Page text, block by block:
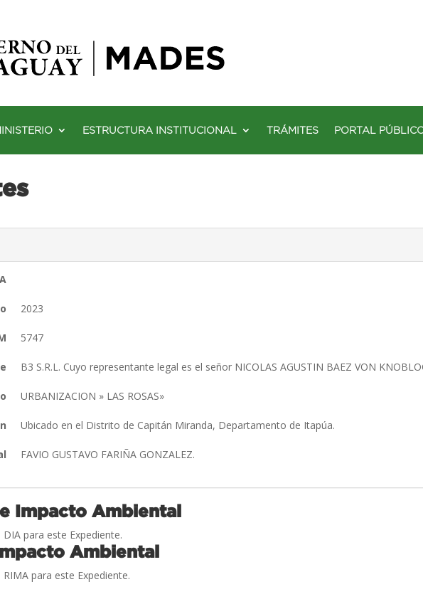
ESTRUCTURA INSTITUCIONAL TRÁMITES PORTAL
2023
5747
B3 S.R.L. Cuyo representante legal es el señor NICOLAS AGUSTIN BAEZ VON
URBANIZACION » LAS ROSAS»
Ubicado en el Distrito de Capitán Miranda, Departamento de Itapúa.
FAVIO GUSTAVO FARIÑA GONZALEZ.
Impacto Ambiental
para este Expediente.
Ambiental
para este Expediente.